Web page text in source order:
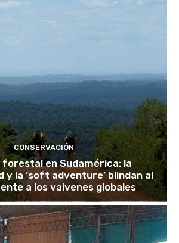
CONSERVACIÓN
en Sudamérica: la
y la ‘soft adventure’ blindan al
a los vaivenes globales